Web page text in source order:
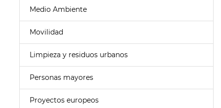
Medio Ambiente
Movilidad
Limpieza y residuos urbanos
Personas mayores
Proyectos europeos